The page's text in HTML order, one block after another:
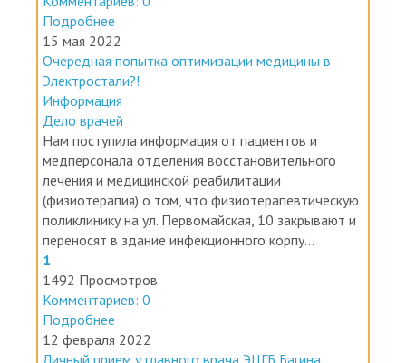
Подробнее
15 мая 2022
Очередная попытка оптимизации медицины в
Электростали?!
Информация
Дело врачей
Нам поступила информация от пациентов и
медперсонала отделения восстановительного
лечения и медицинской реабилитации
(физиотерапия) о том, что физиотерапевтическую
поликлинику на ул. Первомайская, 10 закрывают и
переносят в здание инфекционного корпу...
1
1492 Просмотров
Комментариев: 0
Подробнее
12 февраля 2022
Личный прием у главного врача ЭЦГБ Багина